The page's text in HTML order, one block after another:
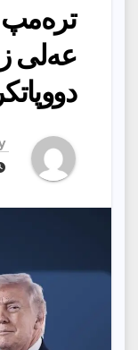
ترەمپ
عەلى